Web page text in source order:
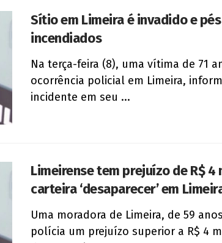
Sítio em Limeira é invadido e
incendiados
Na terça-feira (8), uma vítima de 71
ocorrência policial em Limeira,
incidente em seu ...
Limeirense tem prejuízo de R$ 4
carteira ‘desaparecer’ em
Uma moradora de Limeira, de 59
polícia um prejuízo superior a R$ 4